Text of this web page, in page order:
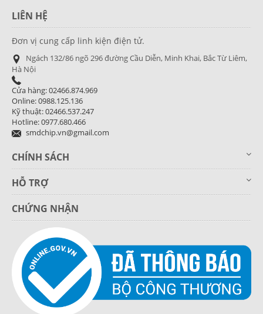
LIÊN HỆ
Đơn vị cung cấp linh kiện điện tử.
Ngách 132/86 ngõ 296 đường Cầu Diễn, Minh Khai, Bắc Từ Liêm,
Hà Nội
Cửa hàng: 02466.874.969
Online: 0988.125.136
Kỹ thuật: 02466.537.247
Hotline: 0977.680.466
smdchip.vn@gmail.com
CHÍNH SÁCH
HỖ TRỢ
CHỨNG NHẬN